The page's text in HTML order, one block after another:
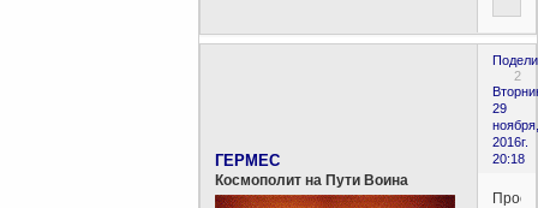
2
29
ноября,
2016г.
20:18
ГЕРМЕС
Космополит на Пути Воина